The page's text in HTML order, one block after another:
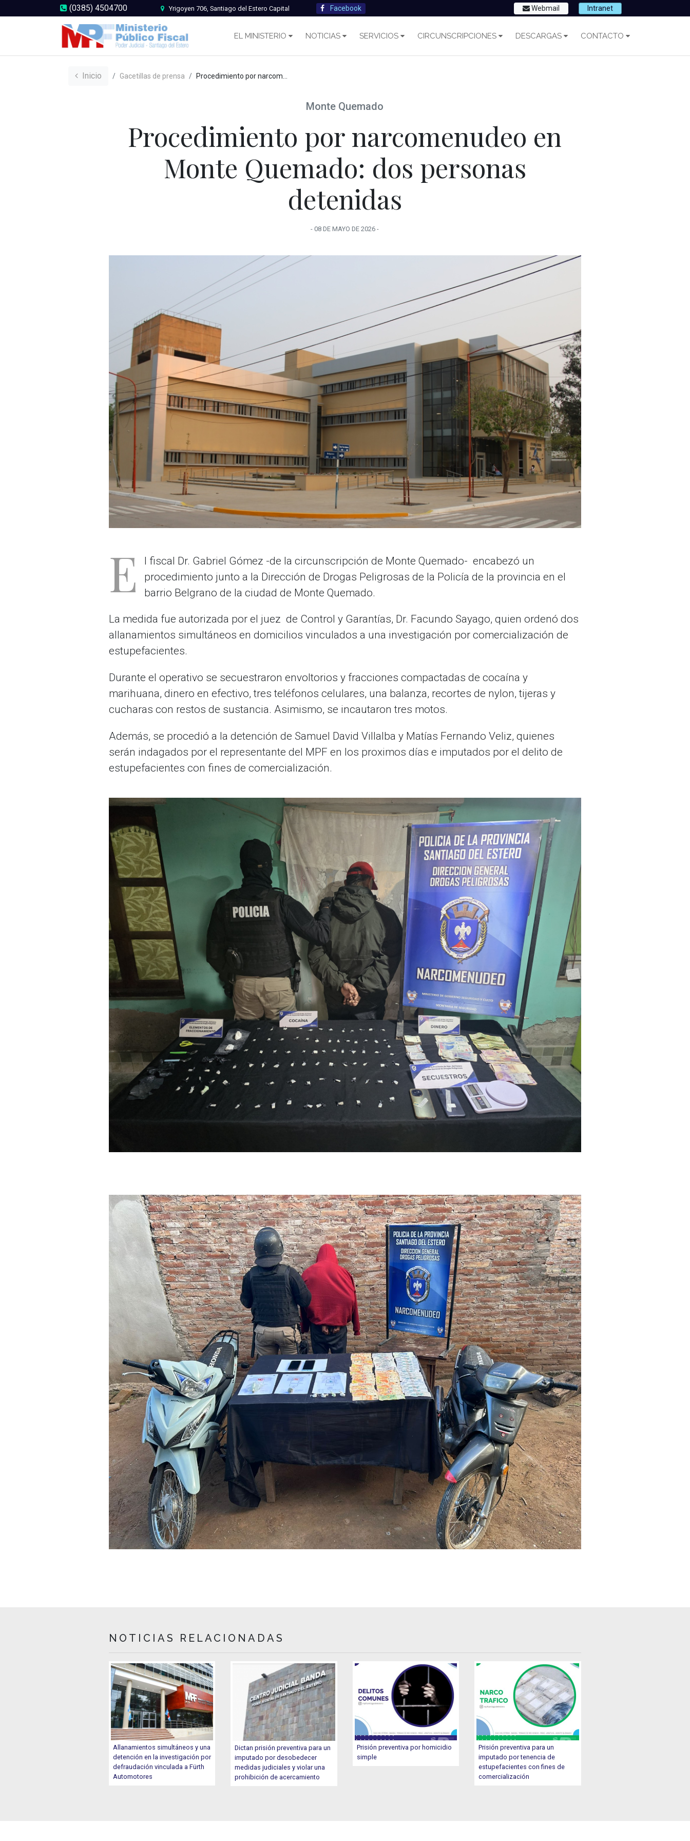
(0385) 4504700 Yrigoyen 706, Santiago del Estero Capital Facebook Webmail Intranet
EL MINISTERIO NOTICIAS SERVICIOS CIRCUNSCRIPCIONES DESCARGAS CONTACTO
Inicio Gacetillas de prensa Procedimiento por narcomenudeo en Monte Quemado: dos personas detenidas
Monte Quemado
Procedimiento por narcomenudeo en
Monte Quemado: dos personas
detenidas
-08 DE MAYO DE2026 -
E
l fiscal Dr. Gabriel Gómez -de la circunscripción de Monte Quemado- encabezó un
procedimiento junto a la Dirección de Drogas Peligrosas de la Policía de la provincia en el
barrio Belgrano de la ciudad de Monte Quemado.
La medida fue autorizada por el juez de Control y Garantías, Dr. Facundo Sayago, quien ordenó dos
allanamientos simultáneos en domicilios vinculados a una investigación por comercialización de
estupefacientes.
Durante el operativo se secuestraron envoltorios y fracciones compactadas de cocaína y
marihuana, dinero en efectivo, tres teléfonos celulares, una balanza, recortes de nylon, tijeras y
cucharas con restos de sustancia. Asimismo, se incautaron tres motos.
Además, se procedió a la detención de Samuel David Villalba y Matías Fernando Veliz, quienes
serán indagados por el representante del MPF en los proximos días e imputados por el delito de
estupefacientes con fines de comercialización.
NOTICIAS RELACIONADAS
Allanamientos simultáneos y una
detención en la investigación por
defraudación vinculada a Fürth
Automotores
Dictan prisión preventiva para un
imputado por desobedecer
medidas judiciales y violar una
prohibición de acercamiento
Prisión preventiva por homicidio
simple
Prisión preventiva para un
imputado por tenencia de
estupefacientes con fines de
comercialización